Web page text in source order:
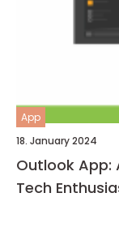
App
18. January 2024
Outlook App:
Tech